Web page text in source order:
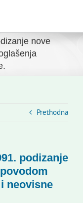
nove
Prethodna
podizanje
neovisne